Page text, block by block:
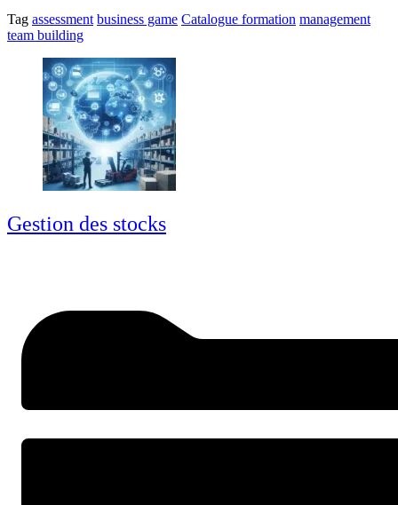
Tag assessment business game Catalogue formation management
team building
Gestion des stocks